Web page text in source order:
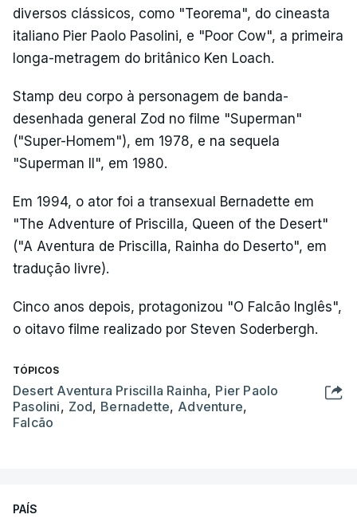
diversos clássicos, como "Teorema", do cineasta
italiano Pier Paolo Pasolini, e "Poor Cow", a primeira
longa-metragem do britânico Ken Loach.
Stamp deu corpo à personagem de banda-
desenhada general Zod no filme "Superman"
("Super-Homem"), em 1978, e na sequela
"Superman II", em 1980.
Em 1994, o ator foi a transexual Bernadette em
"The Adventure of Priscilla, Queen of the Desert"
("A Aventura de Priscilla, Rainha do Deserto", em
tradução livre).
Cinco anos depois, protagonizou "O Falcão Inglês",
o oitavo filme realizado por Steven Soderbergh.
TÓPICOS
Desert Aventura Priscilla Rainha, Pier Paolo
Pasolini, Zod, Bernadette, Adventure,
Falcão
PAÍS